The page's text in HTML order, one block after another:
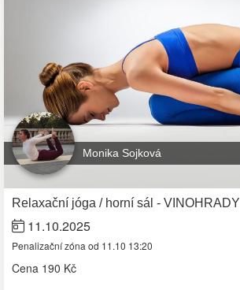
Monika Sojková
Relaxační jóga / horní sál - VINOHRADY
11.10.2025
Penalizační zóna od 11.10 13:20
Cena 190 Kč